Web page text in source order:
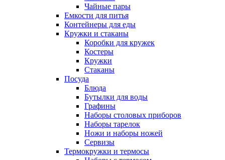
Чайные пары
Емкости для питья
Контейнеры для еды
Кружки и стаканы
Коробки для кружек
Костеры
Кружки
Стаканы
Посуда
Блюда
Бутылки для воды
Графины
Наборы столовых приборов
Наборы тарелок
Ножи и наборы ножей
Сервизы
Термокружки и термосы